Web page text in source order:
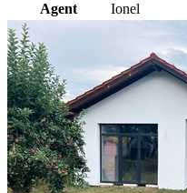
Agent
Ionel